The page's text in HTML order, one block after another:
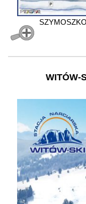
WITÓW-